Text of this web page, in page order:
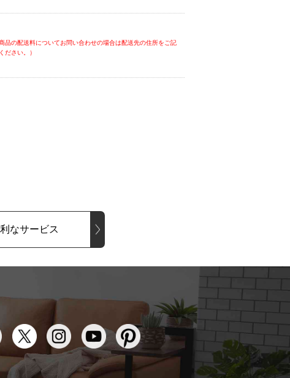
商品の配送料についてお問い合わせの場合は配送先の住所をご記
ださい。）
なサービス